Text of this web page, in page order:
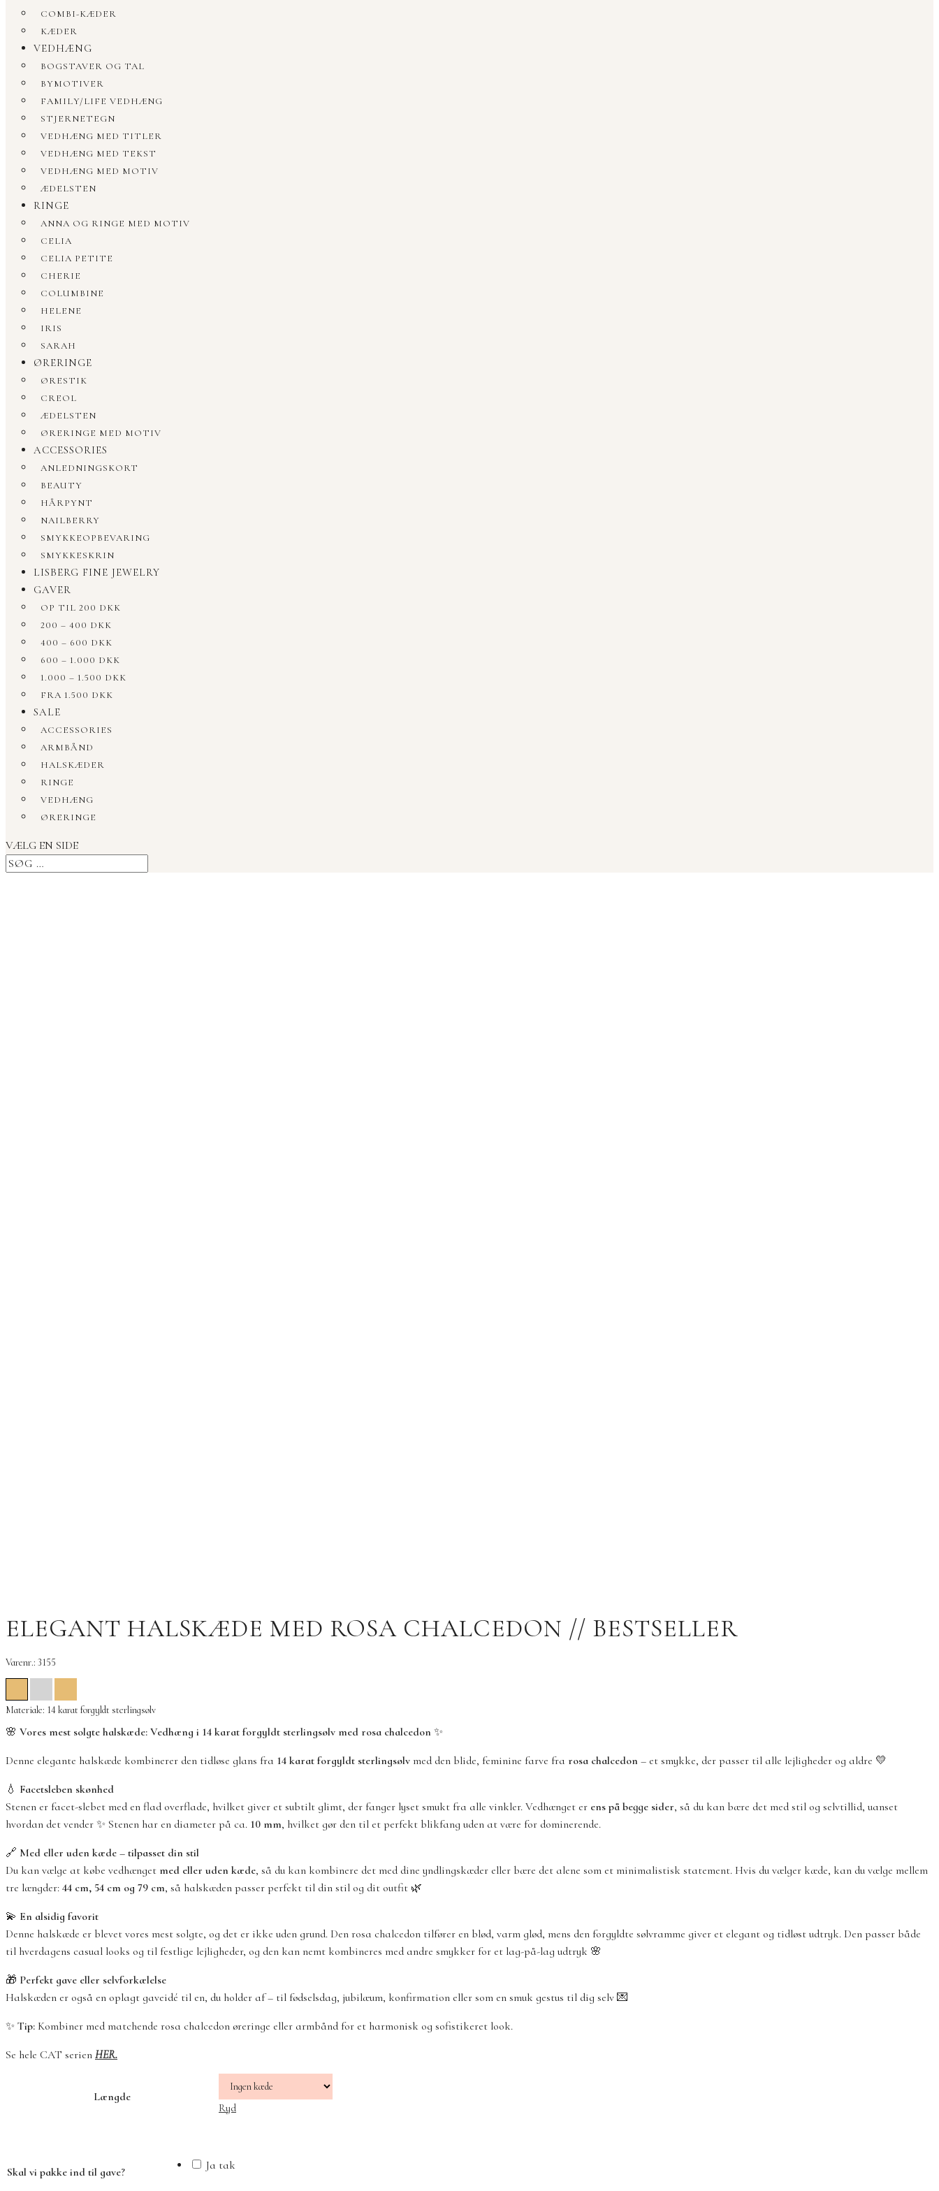
COMBI-KÆDER
KÆDER
VEDHÆNG
BOGSTAVER OG TAL
BYMOTIVER
FAMILY/LIFE VEDHÆNG
STJERNETEGN
VEDHÆNG MED TITLER
VEDHÆNG MED TEKST
VEDHÆNG MED MOTIV
ÆDELSTEN
RINGE
ANNA OG RINGE MED MOTIV
CELIA
CELIA PETITE
CHERIE
COLUMBINE
HELENE
IRIS
SARAH
ØRERINGE
ØRESTIK
CREOL
ÆDELSTEN
ØRERINGE MED MOTIV
ACCESSORIES
ANLEDNINGSKORT
BEAUTY
HÅRPYNT
NAILBERRY
SMYKKEOPBEVARING
SMYKKESKRIN
LISBERG FINE JEWELRY
GAVER
OP TIL 200 DKK
200 – 400 DKK
400 – 600 DKK
600 – 1.000 DKK
1.000 – 1.500 DKK
FRA 1.500 DKK
SALE
ACCESSORIES
ARMBÅND
HALSKÆDER
RINGE
VEDHÆNG
ØRERINGE
VÆLG EN SIDE
ELEGANT HALSKÆDE MED ROSA CHALCEDON // BESTSELLER
Varenr.: 3155
Materiale: 14 karat forgyldt sterlingsølv
🌸 Vores mest solgte halskæde: Vedhæng i 14 karat forgyldt sterlingsølv med rosa chalcedon ✨
Denne elegante halskæde kombinerer den tidløse glans fra 14 karat forgyldt sterlingsølv med den blide, feminine farve fra rosa chalcedon – et smykke, der passer til alle lejligheder og aldre 💛
💧 Facetsleben skønhed
Stenen er facet-slebet med en flad overflade, hvilket giver et subtilt glimt, der fanger lyset smukt fra alle vinkler. Vedhænget er ens på begge sider, så du kan bære det med stil og selvtillid, uanset
hvordan det vender ✨ Stenen har en diameter på ca. 10 mm, hvilket gør den til et perfekt blikfang uden at være for dominerende.
🔗 Med eller uden kæde – tilpasset din stil
Du kan vælge at købe vedhænget med eller uden kæde, så du kan kombinere det med dine yndlingskæder eller bære det alene som et minimalistisk statement. Hvis du vælger kæde, kan du vælge mellem
tre længder: 44 cm, 54 cm og 79 cm, så halskæden passer perfekt til din stil og dit outfit 🌿
💫 En alsidig favorit
Denne halskæde er blevet vores mest solgte, og det er ikke uden grund. Den rosa chalcedon tilfører en blød, varm glød, mens den forgyldte sølvramme giver et elegant og tidløst udtryk. Den passer både
til hverdagens casual looks og til festlige lejligheder, og den kan nemt kombineres med andre smykker for et lag-på-lag udtryk 🌸
🎁 Perfekt gave eller selvforkælelse
Halskæden er også en oplagt gaveidé til en, du holder af – til fødselsdag, jubilæum, konfirmation eller som en smuk gestus til dig selv 💌
✨ Tip: Kombiner med matchende rosa chalcedon øreringe eller armbånd for et harmonisk og sofistikeret look.
Se hele CAT serien HER.
Længde
Ryd
Skal vi pakke ind til gave? Ja tak